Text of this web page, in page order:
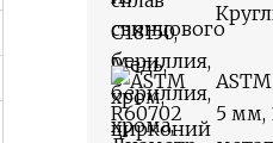
5 мм,